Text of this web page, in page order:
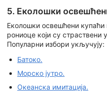
5. Еколошки
Еколошки освешћени купаћи
рониоце који су
Популарни избори укључују:
Батоко.
Морско јутро.
Океанска имитација.